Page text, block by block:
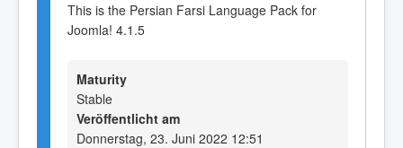
This is the Persian Farsi Language Pack for
Joomla! 4.1.5
Maturity
Stable
Veröffentlicht am
Donnerstag, 23. Juni 2022 12:51